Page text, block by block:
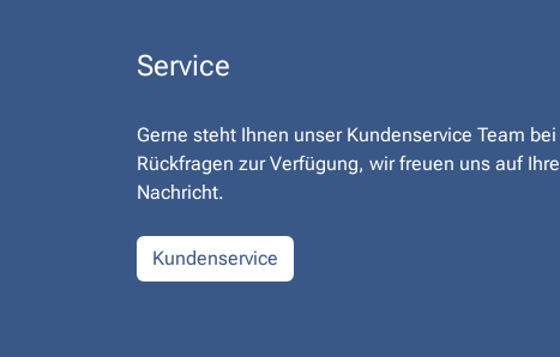
Service
Gerne steht Ihnen unser Kundenservice Team bei
Rückfragen zur Verfügung, wir freuen uns auf Ihre
Nachricht.
Kundenservice